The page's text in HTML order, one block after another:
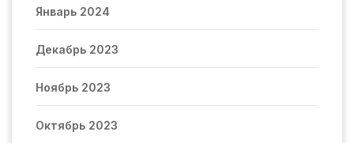
Январь 2024
Декабрь 2023
Ноябрь 2023
Октябрь 2023